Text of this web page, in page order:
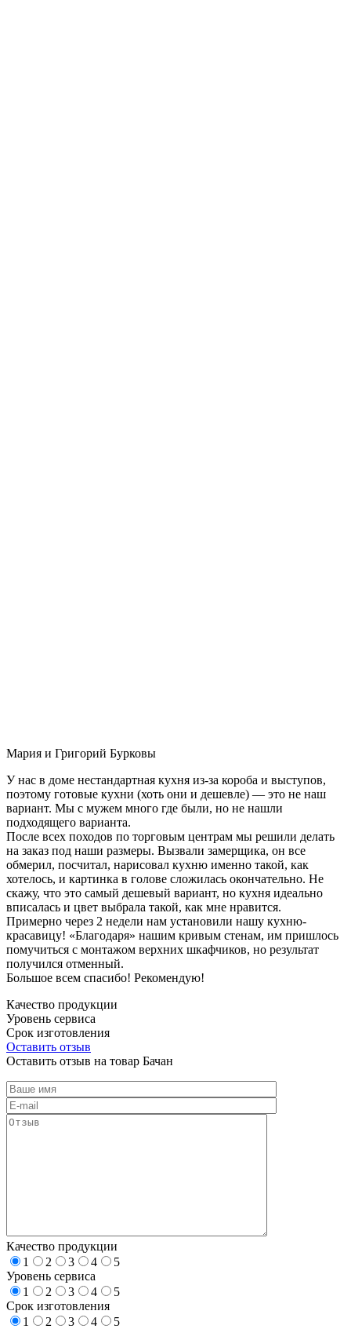
Мария и Григорий Бурковы
У нас в доме нестандартная кухня из-за короба и выступов,
поэтому готовые кухни (хоть они и дешевле) — это не наш
вариант. Мы с мужем много где были, но не нашли
подходящего варианта.
После всех походов по торговым центрам мы решили делать
на заказ под наши размеры. Вызвали замерщика, он все
обмерил, посчитал, нарисовал кухню именно такой, как
хотелось, и картинка в голове сложилась окончательно. Не
скажу, что это самый дешевый вариант, но кухня идеально
вписалась и цвет выбрала такой, как мне нравится.
Примерно через 2 недели нам установили нашу кухню-
красавицу! «Благодаря» нашим кривым стенам, им пришлось
помучиться с монтажом верхних шкафчиков, но результат
получился отменный.
Большое всем спасибо! Рекомендую!
Качество продукции
Уровень сервиса
Срок изготовления
Оставить отзыв
Оставить отзыв на товар Бачан
Качество продукции
1
2 3 4
5
Уровень сервиса
1
2 3 4
5
Срок изготовления
1
2 3 4
5